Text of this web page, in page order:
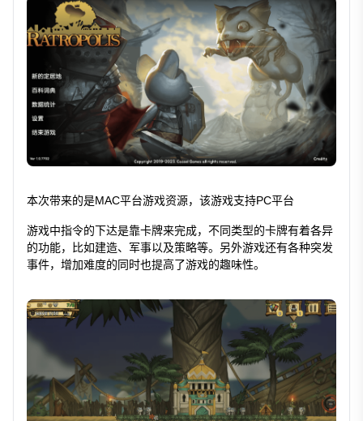
本次带来的是MAC平台游戏资源，该游戏支持PC平台
游戏中指令的下达是靠卡牌来完成，不同类型的卡牌有着各异
的功能，比如建造、军事以及策略等。另外游戏还有各种突发
事件，增加难度的同时也提高了游戏的趣味性。